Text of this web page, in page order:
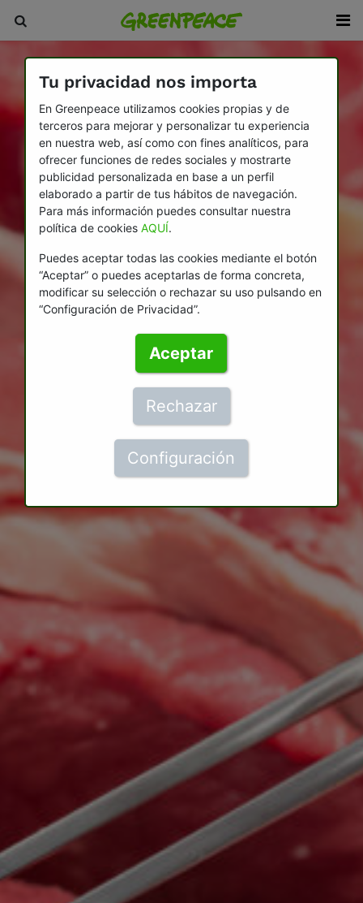
Tu privacidad nos importa
En Greenpeace utilizamos cookies propias y de
terceros para mejorar y personalizar tu experiencia
en nuestra web, así como con fines analíticos, para
ofrecer funciones de redes sociales y mostrarte
publicidad personalizada en base a un perfil
elaborado a partir de tus hábitos de navegación.
Para más información puedes consultar nuestra
política de cookies AQUÍ.
Puedes aceptar todas las cookies mediante el botón
“Aceptar” o puedes aceptarlas de forma concreta,
modificar su selección o rechazar su uso pulsando en
“Configuración de Privacidad”.
Aceptar
Rechazar
Configuración